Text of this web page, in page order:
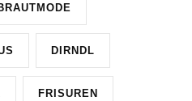
DIRNDL
FRISUREN